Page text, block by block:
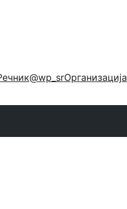
@wp_srОрганизација